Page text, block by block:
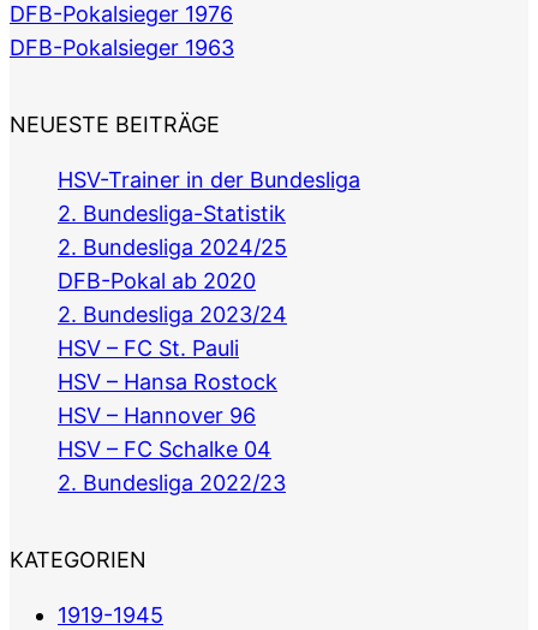
DFB-Pokalsieger 1976
DFB-Pokalsieger 1963
NEUESTE BEITRÄGE
HSV-Trainer in der Bundesliga
2. Bundesliga-Statistik
2. Bundesliga 2024/25
DFB-Pokal ab 2020
2. Bundesliga 2023/24
HSV – FC St. Pauli
HSV – Hansa Rostock
HSV – Hannover 96
HSV – FC Schalke 04
2. Bundesliga 2022/23
KATEGORIEN
1919-1945